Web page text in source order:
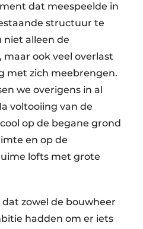
dat meespeelde in
structuur te
niet alleen de
ook veel overlast
met zich meebrengen.
we overigens in al
voltooiing van de
op de begane grond
en op de
lofts met grote
zowel de bouwheer
hadden om er iets